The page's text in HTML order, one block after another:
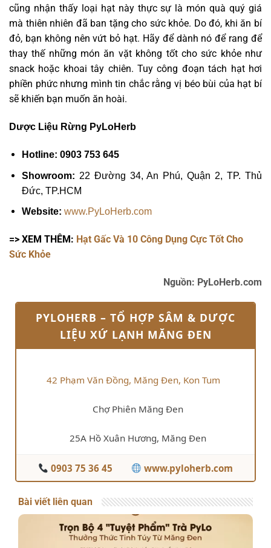
cũng nhận thấy loại hạt này thực sự là món quà quý giá
mà thiên nhiên đã ban tặng cho sức khỏe. Do đó, khi ăn bí
đỏ, bạn không nên vứt bỏ hạt. Hãy để dành nó để rang để
thay thế những món ăn vặt không tốt cho sức khỏe như
snack hoặc khoai tây chiên. Tuy công đoạn tách hạt hơi
phiền phức nhưng mình tin chắc rằng vị béo bùi của hạt bí
sẽ khiến bạn muốn ăn hoài.
Dược Liệu Rừng PyLoHerb
Hotline: 0903 753 645
Showroom: 22 Đường 34, An Phú, Quận 2, TP. Thủ
Đức, TP.HCM
Website: www.PyLoHerb.com
=> XEM THÊM: Hạt Gấc Và 10 Công Dụng Cực Tốt Cho
Sức Khỏe
Nguồn: PyLoHerb.com
PYLOHERB – TỔ HỢP SÂM & DƯỢC
LIỆU XỨ LẠNH MĂNG ĐEN
42 Phạm Văn Đồng, Măng Đen, Kon Tum
Chợ Phiên Măng Đen
25A Hồ Xuân Hương, Măng Đen
0903 75 36 45 www.pyloherb.com
Bài viết liên quan